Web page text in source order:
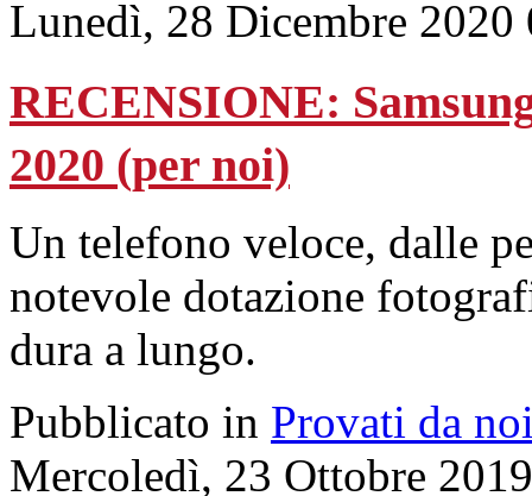
Lunedì, 28 Dicembre 2020
RECENSIONE:
2020 (per noi)
Un telefono veloce, dalle
notevole dotazione
dura a lungo.
Pubblicato in Provati da
Mercoledì, 23 Ottobre